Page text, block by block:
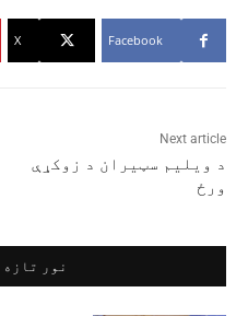
Facebook
X
Next article
د ویلیم سټیران د زوکړې
ورځ
نور